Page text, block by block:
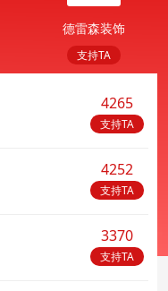
德雷森装饰
支持TA
4265
支持TA
4252
支持TA
3370
支持TA